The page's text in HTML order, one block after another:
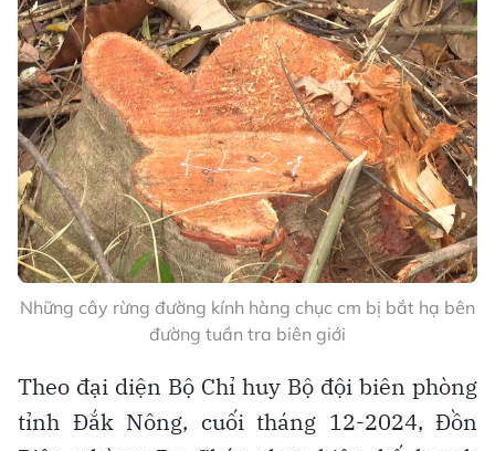
Những cây rừng đường kính hàng chục cm bị bắt hạ bên
đường tuần tra biên giới
Theo đại diện Bộ Chỉ huy Bộ đội biên phòng
tỉnh Đắk Nông, cuối tháng 12-2024, Đồn